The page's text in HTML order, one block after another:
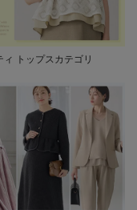
ィ トップスカテゴリ